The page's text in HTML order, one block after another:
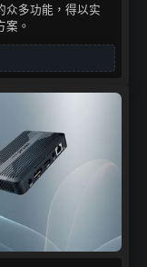
众多功能，得以实
案。